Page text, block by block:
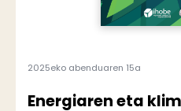
2025eko abenduaren 15a
Energiaren eta